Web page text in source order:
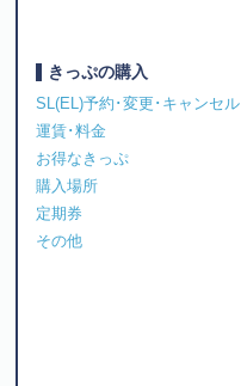
きっぷの購入
SL(EL)予約･変更･キャンセル
運賃･料金
お得なきっぷ
購入場所
定期券
その他